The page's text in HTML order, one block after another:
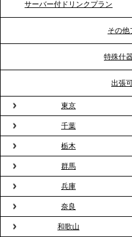
ビス提供体制を強化し
TBS「Nスタ」で、
ドブルが紹介されました
2026.3.23
プレスリリースのご案
会”が企業で広がる。 新
ィスケータリング』とい
2026.3.20
NHK「ニュースウオッ
サーバー付ドリンクプラン
その他
特殊什
出張
東京
千葉
栃木
群馬
兵庫
奈良
和歌山